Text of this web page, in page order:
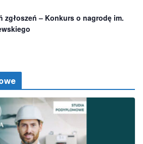
zgłoszeń – Konkurs o nagrodę im.